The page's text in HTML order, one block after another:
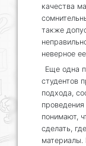
качества
также
неверное
Еще одна
студентов
подхода,
понимают,
сделать,